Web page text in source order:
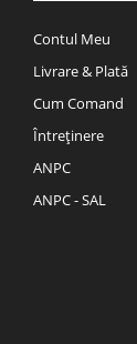
Contul Meu
Livrare & Plată
Cum Comand
Întreținere
ANPC
ANPC - SAL